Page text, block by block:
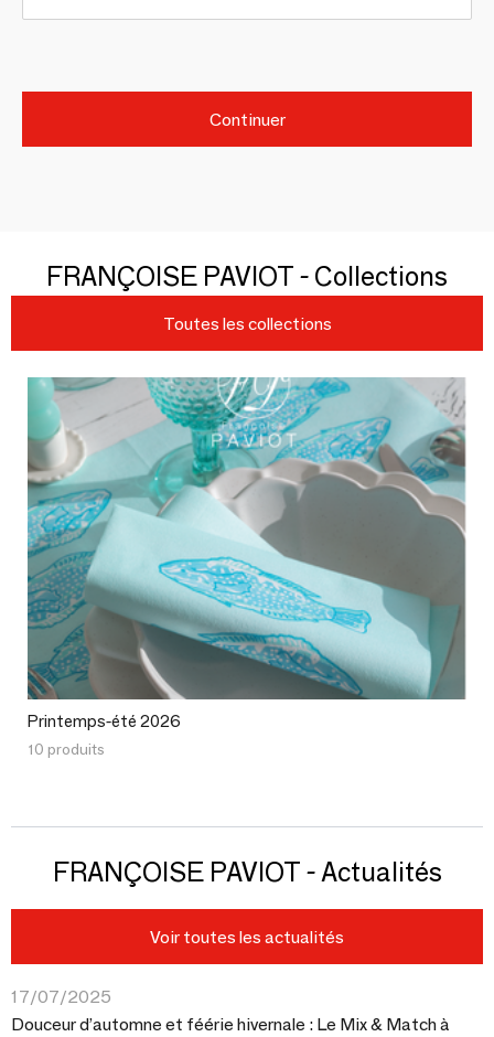
Continuer
FRANÇOISE PAVIOT - Collections
Toutes les collections
Printemps-été 2026
10 produits
FRANÇOISE PAVIOT - Actualités
Voir toutes les actualités
17/07/2025
Douceur d’automne et féérie hivernale : Le Mix & Match à